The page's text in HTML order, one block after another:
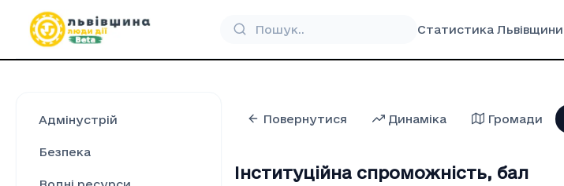
Статистика Львівщини
Адмінустрій
Безпека
Повернутися Динаміка Громади
Інституційна спроможність, бал